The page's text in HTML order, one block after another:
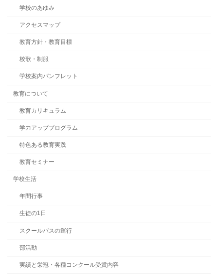
学校のあゆみ
アクセスマップ
教育方針・教育目標
校歌・制服
学校案内パンフレット
教育について
教育カリキュラム
学力アッププログラム
特色ある教育実践
教育セミナー
学校生活
年間行事
生徒の1日
スクールバスの運行
部活動
実績と栄冠・各種コンクール受賞内容